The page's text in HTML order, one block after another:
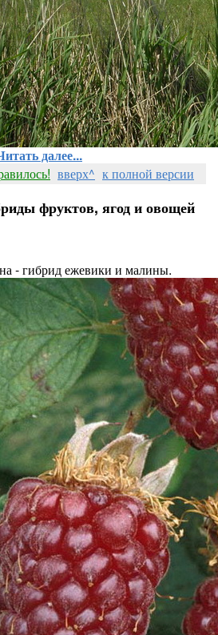
далее...
вверх^ к полной версии
фруктов, ягод и овощей
- гибрид ежевики и малины.